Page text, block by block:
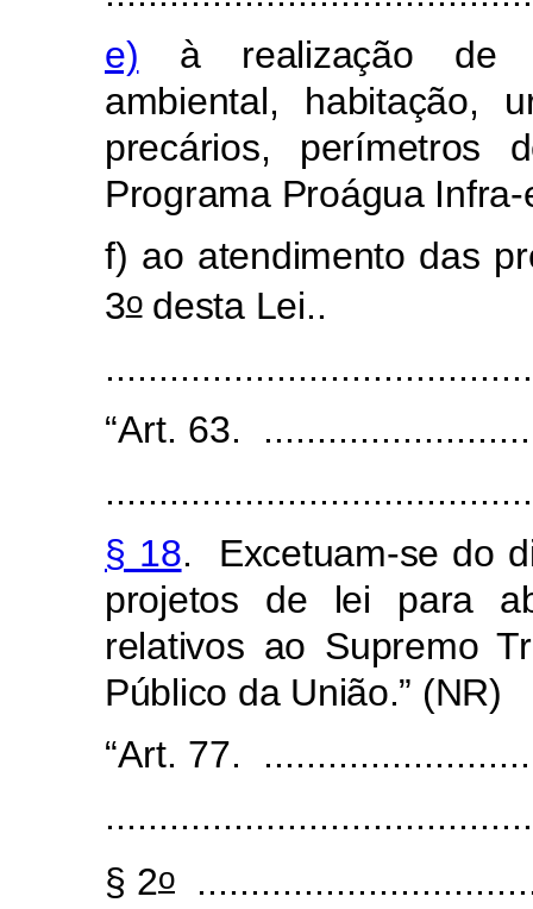
e) à realização de
ambiental, habitação,
precários,
Programa Proágua
f) ao atendimento das
3odesta Lei..
“Art. 63.
§ 18. Excetuam-se do
projetos de lei para
relativos ao Supremo
Público da União.” (NR)
“Art. 77.
§ 2o